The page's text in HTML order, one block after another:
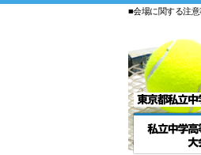
■会場に関する注